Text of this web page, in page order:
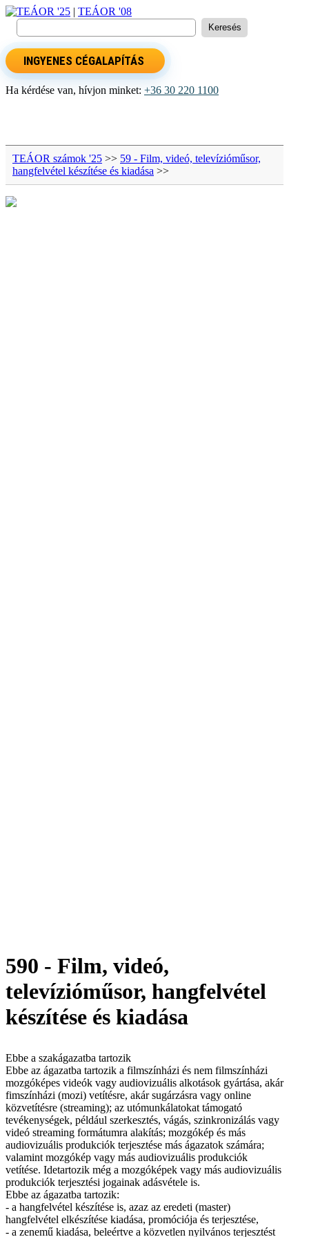
TEÁOR '25 | TEÁOR '08
INGYENES CÉGALAPÍTÁS
Ha kérdése van, hívjon minket: +36 30 220 1100
TEÁOR számok '25 >> 59 - Film, videó, televízióműsor,
hangfelvétel készítése és kiadása >>
590 - Film, videó,
televízióműsor, hangfelvétel
készítése és kiadása
Ebbe a szakágazatba tartozik
Ebbe az ágazatba tartozik a filmszínházi és nem filmszínházi
mozgóképes videók vagy audiovizuális alkotások gyártása, akár
fimszínházi (mozi) vetítésre, akár sugárzásra vagy online
közvetítésre (streaming); az utómunkálatokat támogató
tevékenységek, például szerkesztés, vágás, szinkronizálás vagy
videó streaming formátumra alakítás; mozgókép és más
audiovizuális produkciók terjesztése más ágazatok számára;
valamint mozgókép vagy más audiovizuális produkciók
vetítése. Idetartozik még a mozgóképek vagy más audiovizuális
produkciók terjesztési jogainak adásvétele is.
Ebbe az ágazatba tartozik:
- a hangfelvétel készítése is, azaz az eredeti (master)
hangfelvétel elkészítése kiadása, promóciója és terjesztése,
- a zenemű kiadása, beleértve a közvetlen nyilvános terjesztést